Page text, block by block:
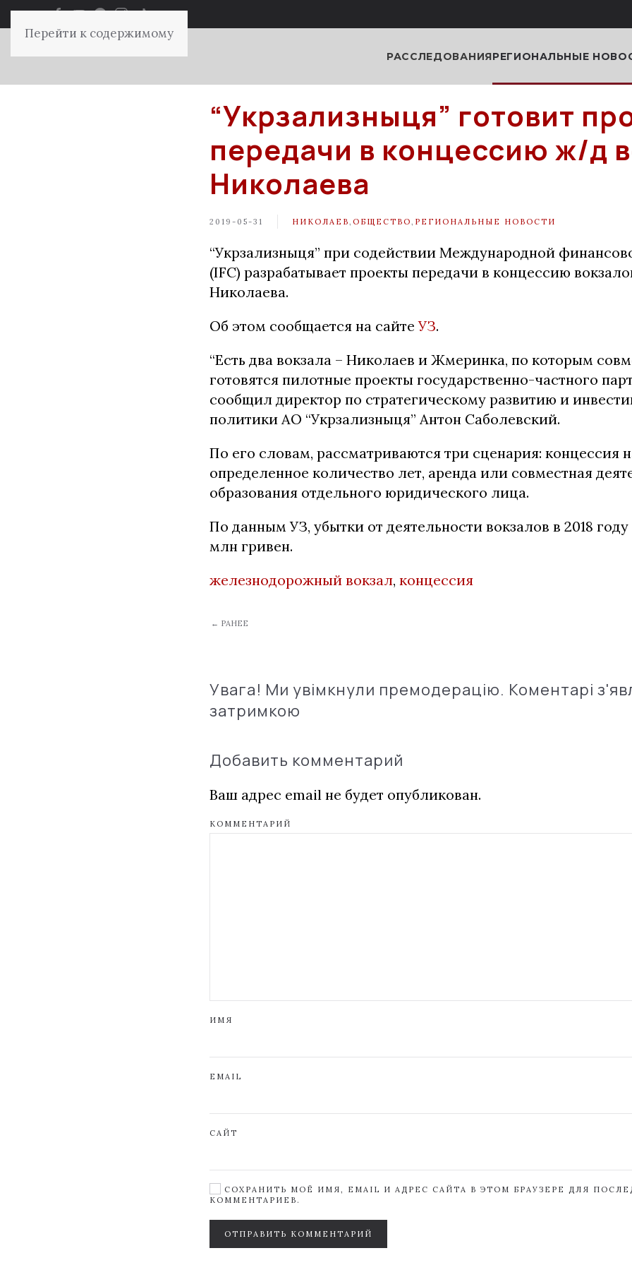
Перейти к содержимому
РАССЛЕДОВАНИЯРЕГИОНАЛЬНЫЕ
“Укрзализныця” готовит
передачи в концессию ж/д
Николаева
2019-05-31 НИКОЛАЕВ ОБЩЕСТВО РЕГИОНАЛЬНЫЕ НОВОСТИ
“Укрзализныця” при содействии Международной
(IFC) разрабатывает проекты передачи в концессию
Николаева.
Об этом сообщается на сайтеУЗ.
“Есть два вокзала – Николаев и Жмеринка, по которым
готовятся пилотные проекты государственно-частного
сообщил директор по стратегическому развитию и
политики АО “Укрзализныця” Антон Саболевский.
По его словам, рассматриваются три сценария: концессия
определенное количество лет, аренда или совместная
образования отдельного юридического лица.
По данным УЗ, убытки от деятельности вокзалов в 2018
млн гривен.
железнодорожный вокзал, концессия
← РАНЕЕ
Увага! Ми увімкнули премодерацію. Коментарі
затримкою
Добавить комментарий
Ваш адрес email не будет опубликован.
КОММЕНТАРИЙ
ИМЯ
EMAIL
САЙТ
СОХРАНИТЬ МОЁ ИМЯ, EMAIL И АДРЕС САЙТА В ЭТОМ БРАУЗЕРЕ ДЛЯ
КОММЕНТАРИЕВ.
ОТПРАВИТЬ КОММЕНТАРИЙ